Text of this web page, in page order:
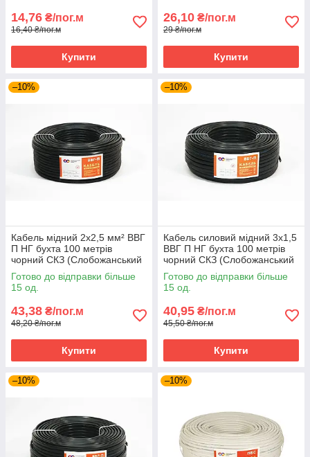
14,76 ₴/пог.м
16,40 ₴/пог.м
Купити
26,10 ₴/пог.м
29 ₴/пог.м
Купити
–10%
Кабель мідний 2х2,5 мм² ВВГ
П НГ бухта 100 метрів
чорний СКЗ (Слобожанський
кабельний завод)
Готово до відправки більше
15 од.
43,38 ₴/пог.м
48,20 ₴/пог.м
Купити
–10%
Кабель силовий мідний 3х1,5
ВВГ П НГ бухта 100 метрів
чорний СКЗ (Слобожанський
кабельний завод)
Готово до відправки більше
15 од.
40,95 ₴/пог.м
45,50 ₴/пог.м
Купити
–10% –10%